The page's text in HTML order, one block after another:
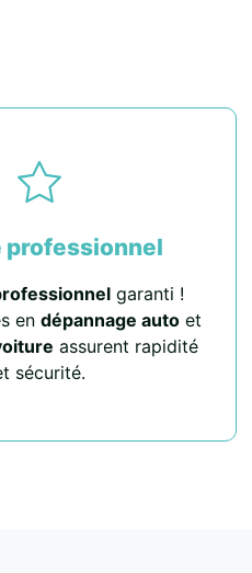
professionnel
garanti !
en dépannage auto et
assurent rapidité
sécurité.